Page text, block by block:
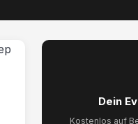
Dein
Kostenlos auf